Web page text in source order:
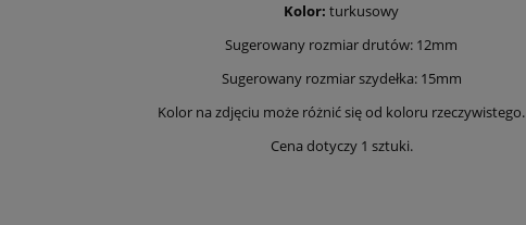
Kolor: turkusowy
Sugerowany rozmiar drutów: 12mm
Sugerowany rozmiar szydełka: 15mm
Kolor na zdjęciu może różnić się od koloru rzeczywistego.
Cena dotyczy 1 sztuki.